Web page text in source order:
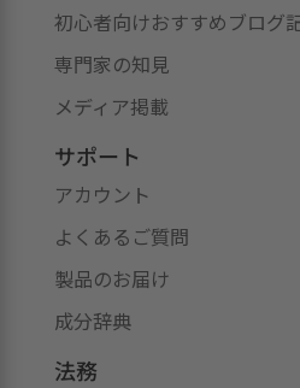
初心者向けおすすめブログ
専門家の知見
メディア掲載
サポート
アカウント
よくあるご質問
製品のお届け
成分辞典
法務